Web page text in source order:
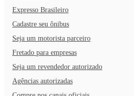
Expresso Brasileiro
Cadastre seu ônibus
Seja um motorista parceiro
Fretado para empresas
Seja um revendedor autorizado
Agências autorizadas